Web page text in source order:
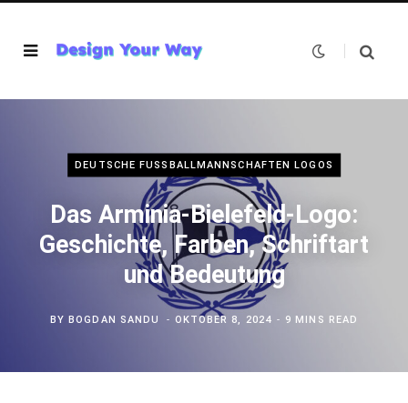
DEUTSCHE FUSSBALLMANNSCHAFTEN LOGOS
Das Arminia-Bielefeld-Logo:
Geschichte, Farben, Schriftart
und Bedeutung
BYBOGDAN SANDU OKTOBER 8, 2024 9 MINS READ